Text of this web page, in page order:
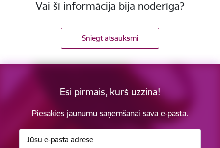
Vai šī informācija bija noderīga?
Sniegt atsauksmi
Esi pirmais, kurš uzzina!
Piesakies jaunumu saņemšanai savā e-pastā.